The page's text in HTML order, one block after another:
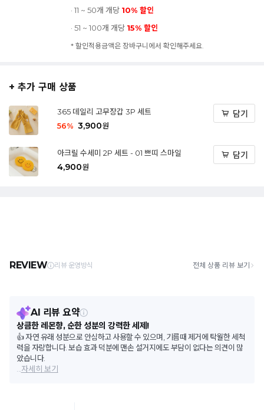
· 11 ~ 50개 개당 10% 할인
· 51 ~ 100개 개당 15% 할인
* 할인적용금액은 장바구니에서 확인해주세요.
+ 추가 구매 상품
365 데일리 고무장갑 3P 세트
56% 3,900원
담기
아크릴 수세미 2P 세트 - 01 쁘띠 스마일
4,900원
담기